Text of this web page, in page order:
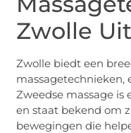
Zwolle
Zwolle biedt een
massagetechnieken,
Zweedse massage is
en staat bekend om
bewegingen die